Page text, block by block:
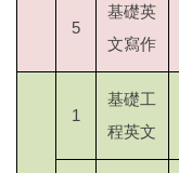
5
基礎英
文寫作
1
基礎工
程英文